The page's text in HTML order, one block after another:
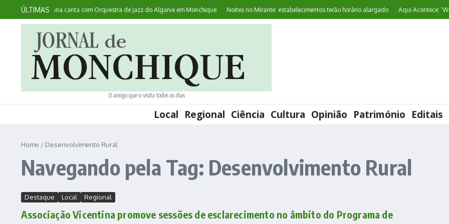
Ir para o conteúdo
ÚLTIMAS
australiana canta com Orquestra de Jazz do Algarve em Monchique Noites no Mirante: estabelecimentos terão horário alargado Aqui Acontece: ‘World
O amigo que o visita todos os dias
Local Regional Ciência Cultura Opinião Património Editais
Home / Desenvolvimento Rural
Navegando pela Tag: Desenvolvimento Rural
Destaque Local Regional
Associação Vicentina promove sessões de esclarecimento no âmbito do Programa de